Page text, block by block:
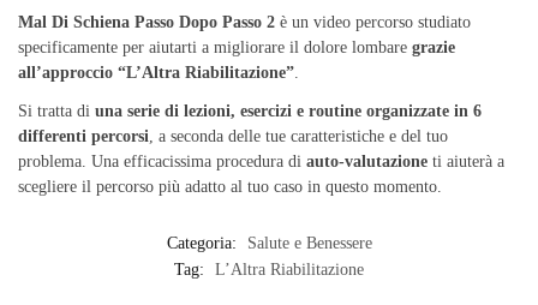
Mal Di Schiena Passo Dopo Passo 2 è un video percorso studiato
specificamente per aiutarti a migliorare il dolore lombare grazie
all’approccio “L’Altra Riabilitazione”
Si tratta di una serie di lezioni, esercizi e routine organizzate in 6
differenti percorsi, a seconda delle tue caratteristiche e del tuo
problema. Una efficacissima procedura di auto-valutazione ti aiuterà a
scegliere il percorso più adatto al tuo caso in questo momento.
Categoria:
Salute e Benessere
Tag:
L’Altra Riabilitazione